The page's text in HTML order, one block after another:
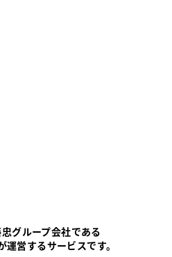
グループ会社である
営するサービスです。